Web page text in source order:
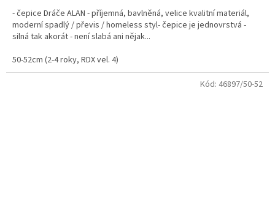
- čepice Dráče ALAN - příjemná, bavlněná, velice kvalitní materiál,
moderní spadlý / převis / homeless styl- čepice je jednovrstvá -
silná tak akorát - není slabá ani nějak...
50-52cm (2-4 roky, RDX vel. 4)
Kód: 46897/50-52